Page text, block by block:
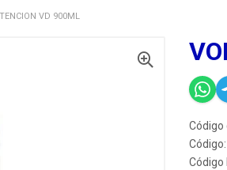
VD 900ML
Código
Código